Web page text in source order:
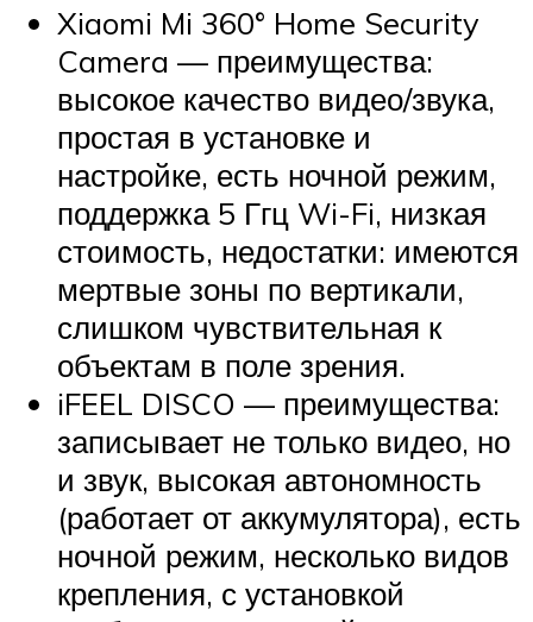
Xiaomi Mi 360° Home Security
Camera — преимущества:
высокое качество видео/звука,
простая в установке и
настройке, есть ночной режим,
поддержка 5 Ггц Wi-Fi, низкая
стоимость, недостатки: имеются
мертвые зоны по вертикали,
слишком чувствительная к
объектам в поле зрения.
iFEEL DISCO — преимущества:
записывает не только видео, но
и звук, высокая автономность
(работает от аккумулятора), есть
ночной режим, несколько видов
крепления, с установкой